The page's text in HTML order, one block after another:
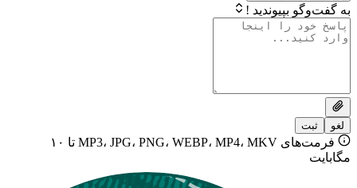
!
فرمت‌های MP3، JPG، PNG، WEBP، MP4، MKV تا ۱۰